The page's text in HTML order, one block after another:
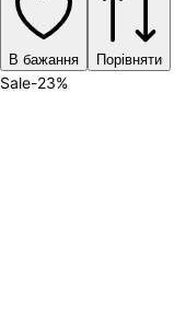
В бажання Порівняти
Sale-23%